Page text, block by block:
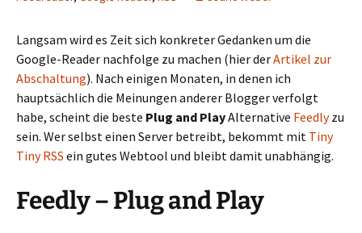
Langsam wird es Zeit sich konkreter Gedanken um die
Google-Reader nachfolge zu machen (hier derArtikel zur
Abschaltung). Nach einigen Monaten, in denen ich
hauptsächlich die Meinungen anderer Blogger verfolgt
habe, scheint die beste Plug and PlayAlternative Feedlyzu
sein. Wer selbst einen Server betreibt, bekommt mit Tiny
Tiny RSS ein gutes Webtool und bleibt damit unabhängig.
Feedly – Plug and Play